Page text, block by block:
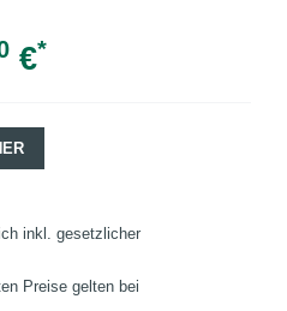
€*
inkl. gesetzlicher
Preise gelten bei